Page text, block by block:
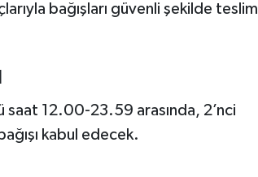
bağışları güvenli şekilde teslim
saat 12.00-23.59 arasında, 2’nci
kabul edecek.